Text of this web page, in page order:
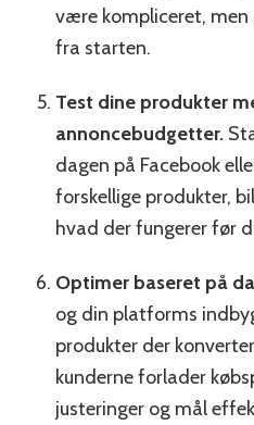
være kompliceret,
fra starten.
Test dine produkter
annoncebudgetter.
dagen på Facebook
forskellige produkter,
hvad der fungerer før
Optimer baseret på
og din platforms
produkter der
kunderne forlader
justeringer og mål